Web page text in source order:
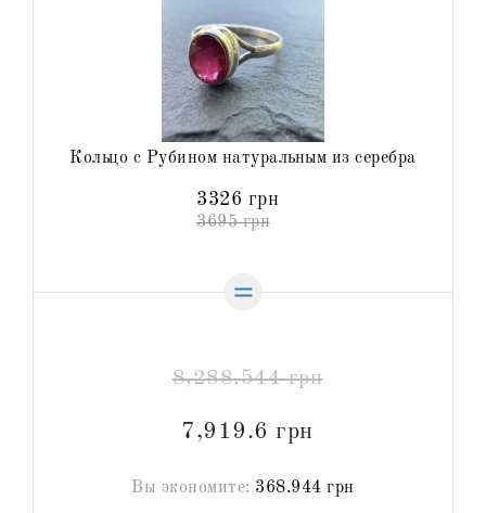
Кольцо с Рубином натуральным из серебра
3326 грн
3695 грн
8,288.544 грн
7,919.6 грн
Вы экономите: 368.944 грн